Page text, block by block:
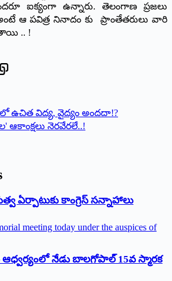
ఐక్యంగా ఉన్నారు. తెలంగాణ ప్రజలు
ఆ పవిత్ర నినాదం కు ప్రాంతేతరులు వారి
.. !
ఉచిత విద్య, వైద్యం అందదా!?
ఆకాంక్షలు నెరవేరలే..!
ఏర్పాటుకు కాంగ్రెస్‌ ‌సన్నాహాలు
నేడు బాలగోపాల్‌ 15వ స్మారక